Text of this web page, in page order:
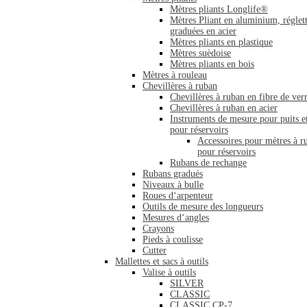
Mètres pliants Longlife®
Mètres Pliant en aluminium,
graduées en acier
Mètres pliants en plastique
Mètres suèdoise
Mètres pliants en bois
Mètres à rouleau
Chevillères à ruban
Chevillères à ruban en fibre de
Chevillères à ruban en acier
Instruments de mesure pour puits
pour réservoirs
Accessoires pour mètres à
pour réservoirs
Rubans de rechange
Rubans gradués
Niveaux à bulle
Roues d‘arpenteur
Outils de mesure des longueurs
Mesures d‘angles
Crayons
Pieds à coulisse
Cutter
Mallettes et sacs à outils
Valise à outils
SILVER
CLASSIC